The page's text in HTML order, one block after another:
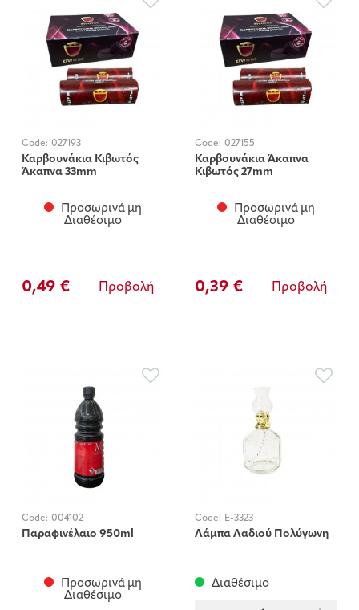
Code: 027193
Καρβουνάκια Κιβωτός
Άκαπνα 33mm
Προσωρινά μη
Διαθέσιμο
0,49 € Προβολή
Code: 027155
Καρβουνάκια Άκαπνα
Κιβωτός 27mm
Προσωρινά μη
Διαθέσιμο
0,39 € Προβολή
Code: 004102
Παραφινέλαιο 950ml
Προσωρινά μη
Διαθέσιμο
Code: E-3323
Λάμπα Λαδιού Πολύγωνη
Διαθέσιμο